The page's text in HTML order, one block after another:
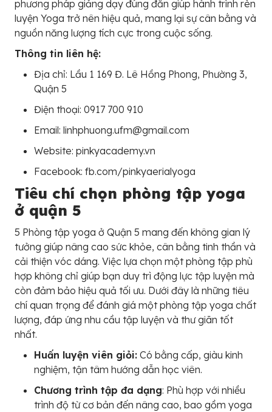
phương pháp giảng dạy đúng đắn giúp hành trình rèn
luyện Yoga trở nên hiệu quả, mang lại sự cân bằng và
nguồn năng lượng tích cực trong cuộc sống.
Thông tin liên hệ:
Địa chỉ: Lầu 1 169 Đ. Lê Hồng Phong, Phường 3,
Quận 5
Điện thoại: 0917 700 910
Email: linhphuong.ufm@gmail.com
Website: pinkyacademy.vn
Facebook: fb.com/pinkyaerialyoga
Tiêu chí chọn phòng tập yoga
ở quận 5
5 Phòng tập yoga ở Quận 5 mang đến không gian lý
tưởng giúp nâng cao sức khỏe, cân bằng tinh thần và
cải thiện vóc dáng. Việc lựa chọn một phòng tập phù
hợp không chỉ giúp bạn duy trì động lực tập luyện mà
còn đảm bảo hiệu quả tối ưu. Dưới đây là những tiêu
chí quan trọng để đánh giá một phòng tập yoga chất
lượng, đáp ứng nhu cầu tập luyện và thư giãn tốt
nhất.
Huấn luyện viên giỏi: Có bằng cấp, giàu kinh
nghiệm, tận tâm hướng dẫn học viên.
Chương trình tập đa dạng: Phù hợp với nhiều
trình độ từ cơ bản đến nâng cao, bao gồm yoga